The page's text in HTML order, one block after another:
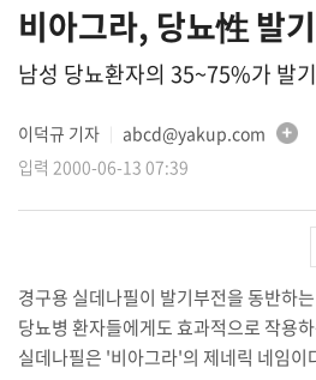
비아그라, 당뇨性 발
남성 당뇨환자의 35~75%가 발
이덕규 기자
abcd@yakup.com
입력 2000-06-13 07:39
경구용 실데나필이 발기부전을 동반하
당뇨병 환자들에게도 효과적으로 작용
실데나필은 '비아그라'의 제네릭 네임이